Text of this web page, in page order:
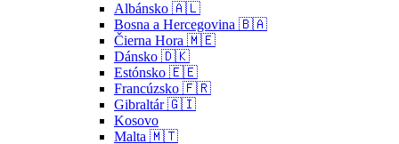
Albánsko 🇦🇱
Bosna a Hercegovina 🇧🇦
Čierna Hora 🇲🇪
Dánsko 🇩🇰
Estónsko 🇪🇪
Francúzsko 🇫🇷
Gibraltár 🇬🇮
Kosovo
Malta 🇲🇹